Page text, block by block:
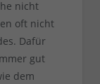
nicht
oft nicht
Dafür
gut
dem